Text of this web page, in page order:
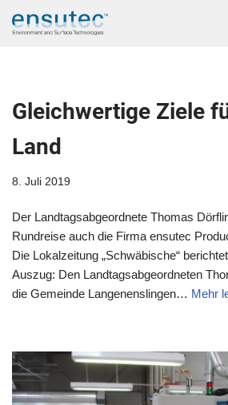
Gleichwertige Ziele
Land
8. Juli 2019
Der Landtagsabgeordnete Thomas
Rundreise auch die Firma ensutec
Die Lokalzeitung „Schwäbische“
Auszug: Den Landtagsabgeordneten
die Gemeinde Langenenslingen… Mehr